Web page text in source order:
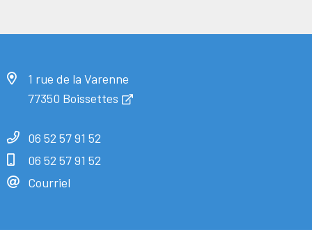
1 rue de la Varenne
77350 Boissettes
06 52 57 91 52
06 52 57 91 52
Courriel